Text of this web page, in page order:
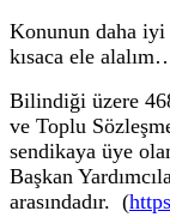
Konunun daha iyi
kısaca ele
Bilindiği üzere
ve Toplu
sendikaya üye
Başkan
arasındadır. (